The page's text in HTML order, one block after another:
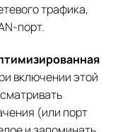
трафика,
порт.
включении этой
(или порт